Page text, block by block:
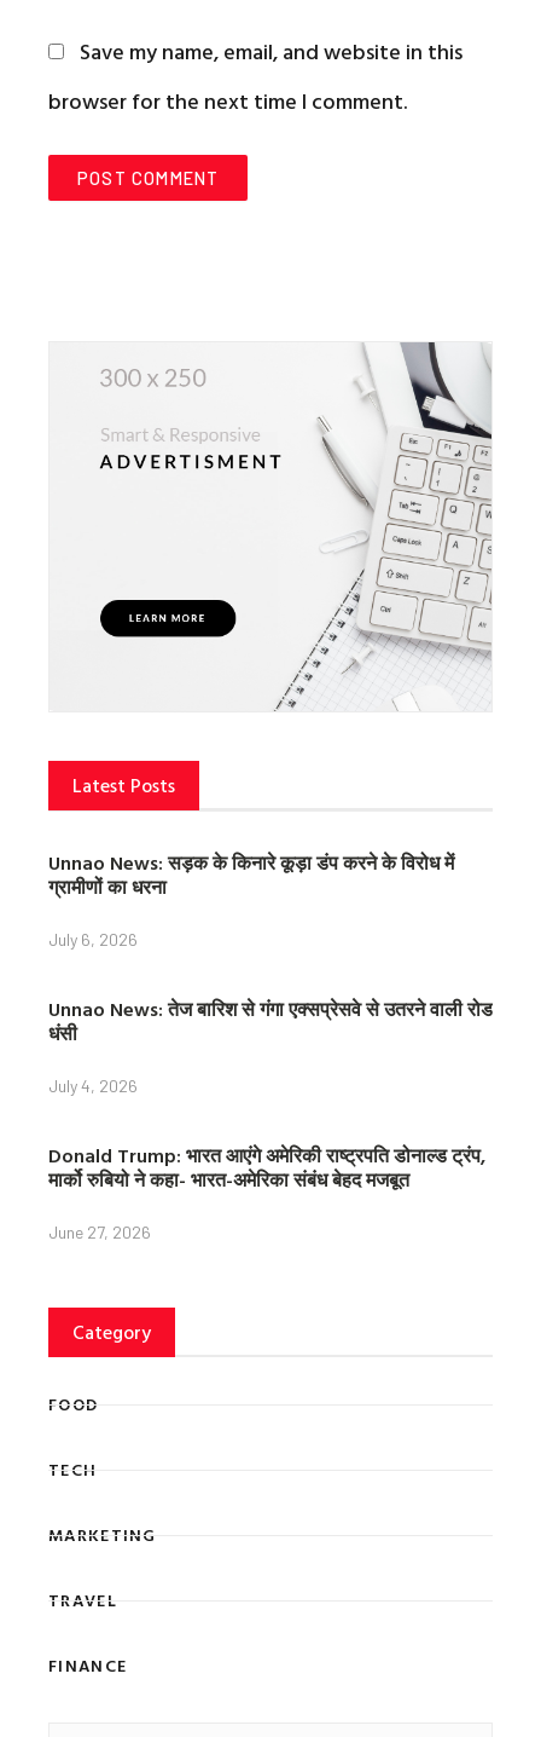
Save my name, email, and website in this
browser for the next time I comment.
Latest Posts
Unnao News: सड़क के किनारे कूड़ा डंप करने के विरोध में
ग्रामीणों का धरना
July 6, 2026
Unnao News: तेज बारिश से गंगा एक्सप्रेसवे से उतरने वाली रोड
धंसी
July 4, 2026
Donald Trump: भारत आएंगे अमेरिकी राष्ट्रपति डोनाल्ड ट्रंप,
मार्को रुबियो ने कहा- भारत-अमेरिका संबंध बेहद मजबूत
June 27, 2026
Category
FOOD
TECH
MARKETING
TRAVEL
FINANCE